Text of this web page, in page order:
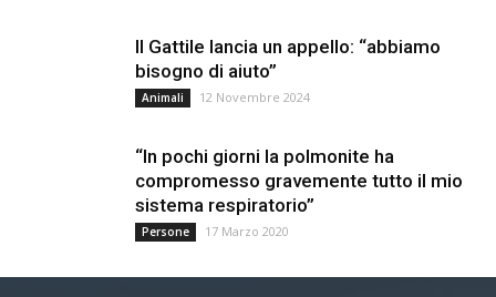
Il Gattile lancia un appello: “abbiamo
bisogno di aiuto”
Animali 12 Novembre 2024
“In pochi giorni la polmonite ha
compromesso gravemente tutto il mio
sistema respiratorio”
Persone 17 Marzo 2020